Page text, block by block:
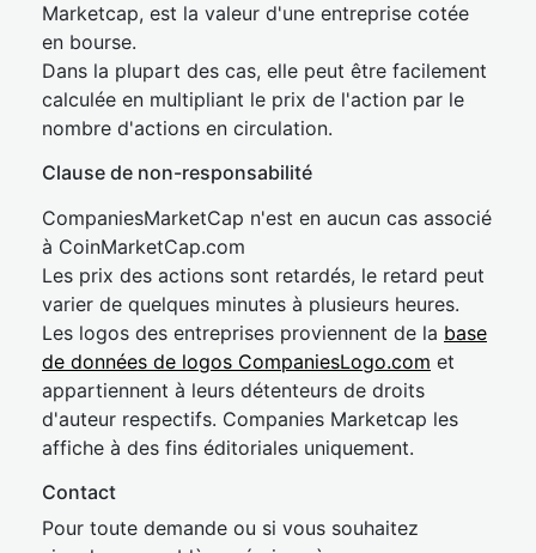
Marketcap, est la valeur d'une entreprise cotée
en bourse.
Dans la plupart des cas, elle peut être facilement
calculée en multipliant le prix de l'action par le
nombre d'actions en circulation.
Clause de non-responsabilité
CompaniesMarketCap n'est en aucun cas associé
à CoinMarketCap.com
Les prix des actions sont retardés, le retard peut
varier de quelques minutes à plusieurs heures.
Les logos des entreprises proviennent de la base
de données de logos CompaniesLogo.com et
appartiennent à leurs détenteurs de droits
d'auteur respectifs. Companies Marketcap les
affiche à des fins éditoriales uniquement.
Contact
Pour toute demande ou si vous souhaitez